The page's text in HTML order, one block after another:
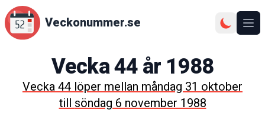
Veckonummer.se
Vecka44år 1988
Vecka44löper mellanmåndag 31 oktober
tillsöndag 6 november 1988